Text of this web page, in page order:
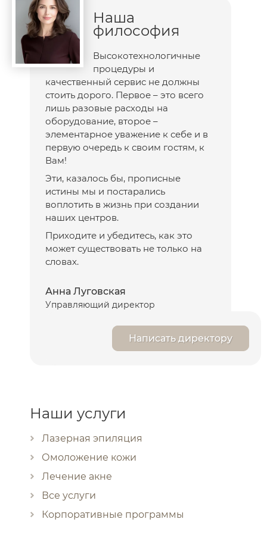
Наша
философия
Высокотехнологичные
процедуры и
качественный сервис не должны
стоить дорого. Первое – это всего
лишь разовые расходы на
оборудование, второе –
элементарное уважение к себе и в
первую очередь к своим гостям, к
Вам!
Эти, казалось бы, прописные
истины мы и постарались
воплотить в жизнь при создании
наших центров.
Приходите и убедитесь, как это
может существовать не только на
словах.
Анна Луговская
Управляющий директор
Написать директору
Наши услуги
Лазерная эпиляция
Омоложение кожи
Лечение акне
Все услуги
Корпоративные программы